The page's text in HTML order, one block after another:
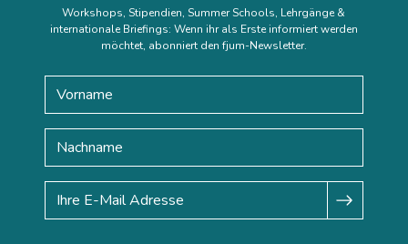
Workshops, Stipendien, Summer Schools, Lehrgänge &
internationale Briefings: Wenn ihr als Erste informiert werden
möchtet, abonniert den fjum-Newsletter.